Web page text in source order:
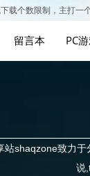
载个数限制，主打一
留言本 PC
站shaqzone致力
说